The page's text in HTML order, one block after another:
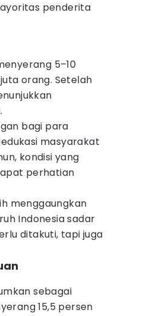
penderita
5–10
orang. Setelah
bagi para
masyarakat
kondisi yang
perhatian
menggaungkan
Indonesia sadar
ditakuti, tapi juga
sebagai
15,5 persen